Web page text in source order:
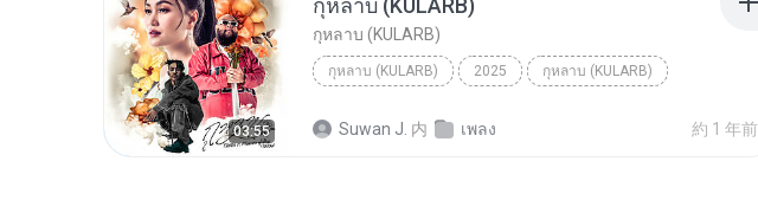
03:55
กุหลาบ (KULARB)
กุหลาบ (KULARB)
กุหลาบ (KULARB) 2025 กุหลาบ (KULARB)
Suwan J. 内 เพลง 約 1 年前